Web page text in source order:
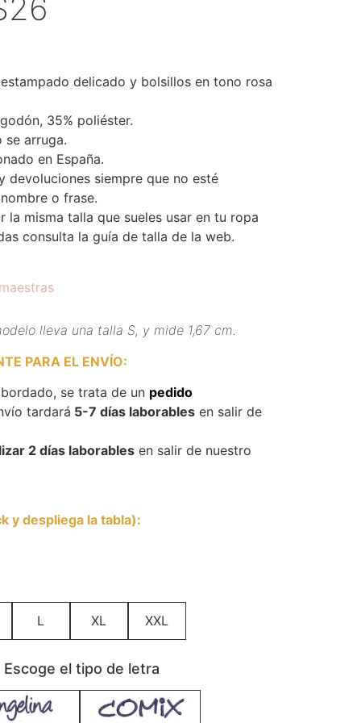
delicado y bolsillos en tono rosa
35% poliéster.
se arruga.
en España.
devoluciones siempre que no esté
o frase.
la misma talla que sueles usar en tu ropa
consulta la guía de talla de la web.
lleva una talla S, y mide 1,67 cm.
PARA EL ENVÍO:
se trata de un pedido
tardará 5-7 días laborablesen salir de
2 días laborablesen salir de nuestro
y despliega la tabla):
L XL XXL
el tipo de letra